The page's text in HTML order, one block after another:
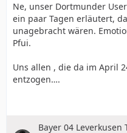
Ne, unser Dortmunder User
ein paar Tagen erläutert,
unagebracht wären.
Pfui.
Uns allen , die da im April
entzogen….
Bayer 04